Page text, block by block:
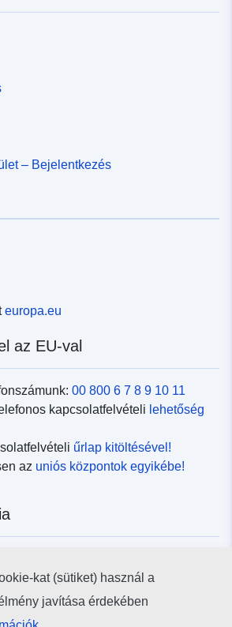
– Bejelentkezés
europa.eu
az EU-val
00 800 6 7 8 9 10 11
kapcsolatfelvételi lehetőség
űrlap kitöltésével!
az uniós központok egyikébe!
és szervek
kat (sütiket) használ a
javítása érdekében